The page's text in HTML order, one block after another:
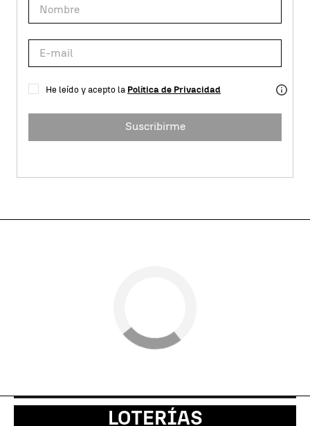
He leído y acepto la Política de Privacidad
Suscribirme
LOTERÍAS